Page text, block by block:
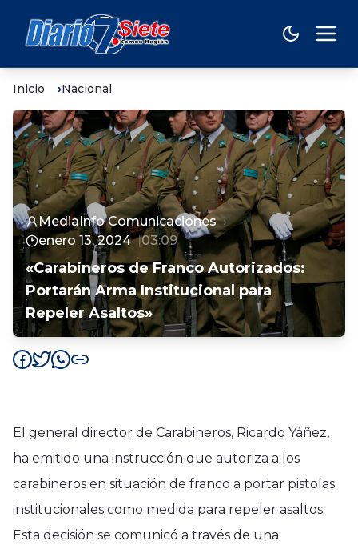
Inicio Nacional
MediaInfo Comunicaciones
enero 13, 2024
03:09
«Carabineros de Franco Autorizados:
Portarán Arma Institucional para
Repeler Asaltos»
El general director de Carabineros, Ricardo Yáñez,
ha emitido una instrucción que autoriza a los
carabineros en situación de franco a portar pistolas
institucionales como medida para repeler asaltos.
Esta decisión se comunicó a través de una